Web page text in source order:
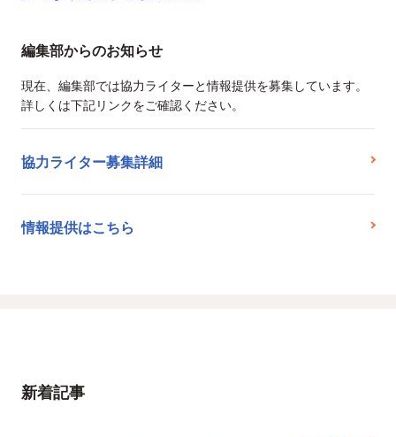
編集部からのお知らせ
現在、編集部では協力ライターと情報提供を募集しています。
詳しくは下記リンクをご確認ください。
協力ライター募集詳細
情報提供はこちら
新着記事